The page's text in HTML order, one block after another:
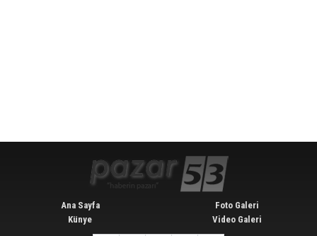
Ana Sayfa
Künye
Foto Galeri
Video Galeri